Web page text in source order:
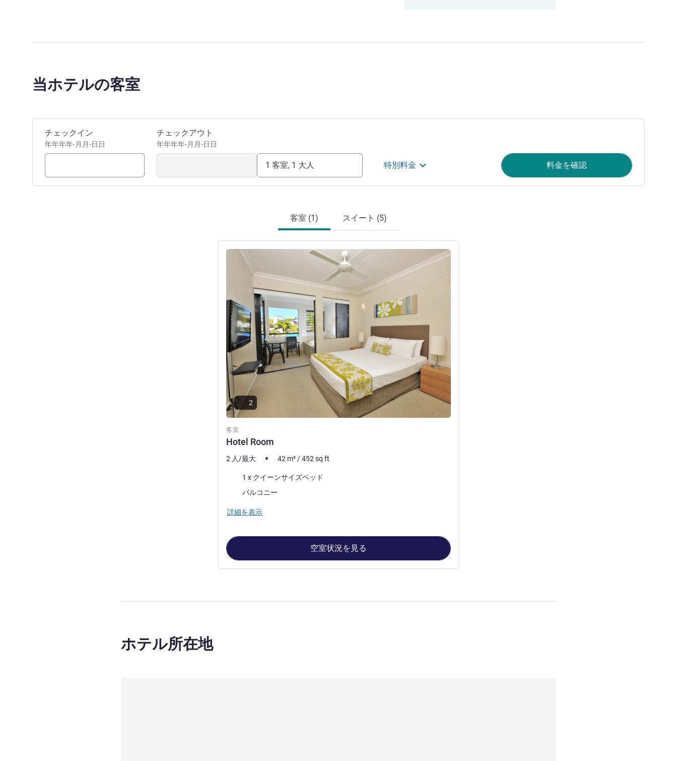
当ホテルの客室
このホテルを予約
チェックイン
年年年年-月月-日日
チェックアウト
年年年年-月月-日日
1 客室, 1 大人 特別料金 料金を確認
客室 (1) スイート (5)
客室
Hotel Room
詳細を表示
2
2 人/最大 42 m² /452 sq ft
1 x クイーンサイズベッド
ほとんどの宿泊施設:
バルコニー
詳細を表示
空室状況を見る
ホテル所在地